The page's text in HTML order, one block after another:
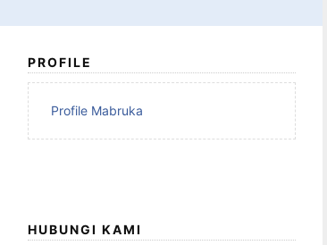
PROFILE
Profile Mabruka
HUBUNGI KAMI